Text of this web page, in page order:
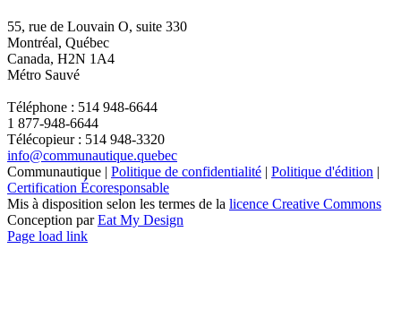
55, rue de Louvain O, suite 330
Montréal, Québec
Canada, H2N 1A4
Métro Sauvé
Téléphone : 514 948-6644
1 877-948-6644
Télécopieur : 514 948-3320
info@communautique.quebec
Communautique | Politique de confidentialité | Politique d'édition |
Certification Écoresponsable
Mis à disposition selon les termes de la licence Creative Commons
Conception parEat My Design
Facebook
YouTube
LinkedIn
Email
Page load link